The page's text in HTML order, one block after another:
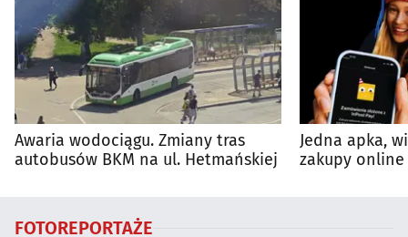
Awaria wodociągu. Zmiany tras
autobusów BKM na ul. Hetmańskiej
Jedna apka,
zakupy online
FOTOREPORTAŻE